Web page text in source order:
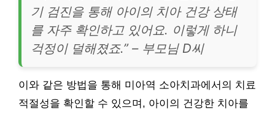
기 검진을 통해 아이의 치아 건강 상태
를 자주 확인하고 있어요. 이렇게 하니
걱정이 덜해졌죠.” – 부모님 D씨
이와 같은 방법을 통해 미아역 소아치과에서의 치료
적절성을 확인할 수 있으며, 아이의 건강한 치아를